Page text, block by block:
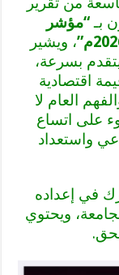
بـ“مؤشر
، ويشير
بسرعة،
اقتصادية
العام لا
على اتساع
واستعداد
وشارك في إعداده
ويحتوي